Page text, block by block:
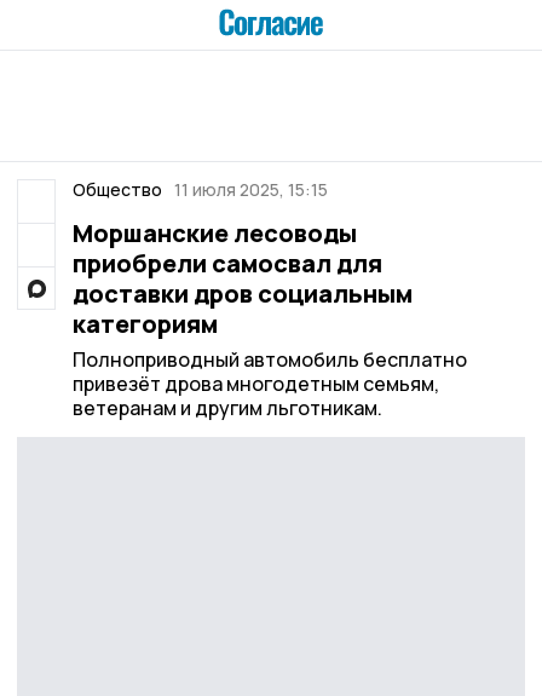
Общество 11 июля 2025, 15:15
Моршанские лесоводы
приобрели самосвал для
доставки дров социальным
категориям
Полноприводный автомобиль бесплатно
привезёт дрова многодетным семьям,
ветеранам и другим льготникам.